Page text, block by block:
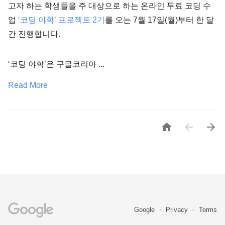
고자 하는 학생들을 주 대상으로 하는 온라인 무료 코딩 수
업 ‘코딩 야학’ 프로젝트 2기 를 오는 7월 17일(월)부터 한 달
간 진행합니다.
‘코딩 야학’은 구글코리아 ...
Read More
  
Google Privacy Terms